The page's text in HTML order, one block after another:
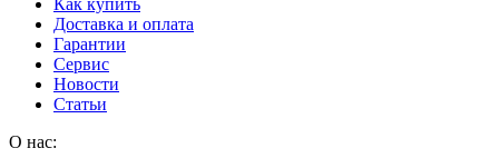
Доставка и оплата
Гарантии
Сервис
Новости
Статьи
О нас: